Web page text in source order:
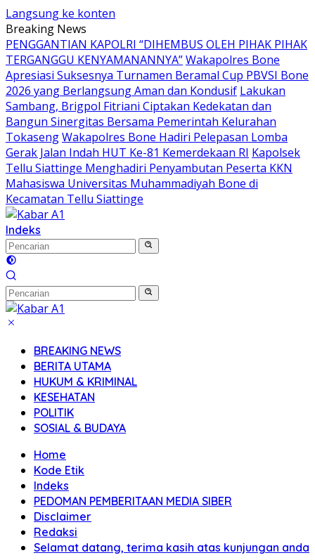
Langsung ke konten
Breaking News
PENGGANTIAN KAPOLRI “DIHEMBUS OLEH PIHAK PIHAK
TERGANGGU KENYAMANANNYA”Wakapolres Bone
Apresiasi Suksesnya Turnamen Beramal Cup PBVSI Bone
2026 yang Berlangsung Aman dan Kondusif Lakukan
Sambang, Brigpol Fitriani Ciptakan Kedekatan dan
Bangun Sinergitas Bersama Pemerintah Kelurahan
TokasengWakapolres Bone Hadiri Pelepasan Lomba
Gerak Jalan Indah HUT Ke-81 Kemerdekaan RI Kapolsek
Tellu Siattinge Menghadiri Penyambutan Peserta KKN
Mahasiswa Universitas Muhammadiyah Bone di
Kecamatan Tellu Siattinge
Indeks
BREAKING NEWS
BERITA UTAMA
HUKUM & KRIMINAL
KESEHATAN
POLITIK
SOSIAL & BUDAYA
Home
Kode Etik
Indeks
PEDOMAN PEMBERITAAN MEDIA SIBER
Disclaimer
Redaksi
Selamat datang, terima kasih atas kunjungan anda